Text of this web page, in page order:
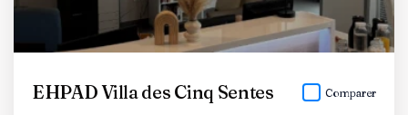
EHPAD Villa des Cinq Sentes Comparer